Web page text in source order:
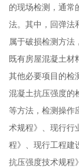
的现场检测，通常
法。其中，回弹法
属于破损检测方法
既有房屋混凝土材
其他必要项目的检
混凝土抗压强度的
等方法，检测操作
术规程》、现行行
程》、现行工程建
抗压强度技术规程